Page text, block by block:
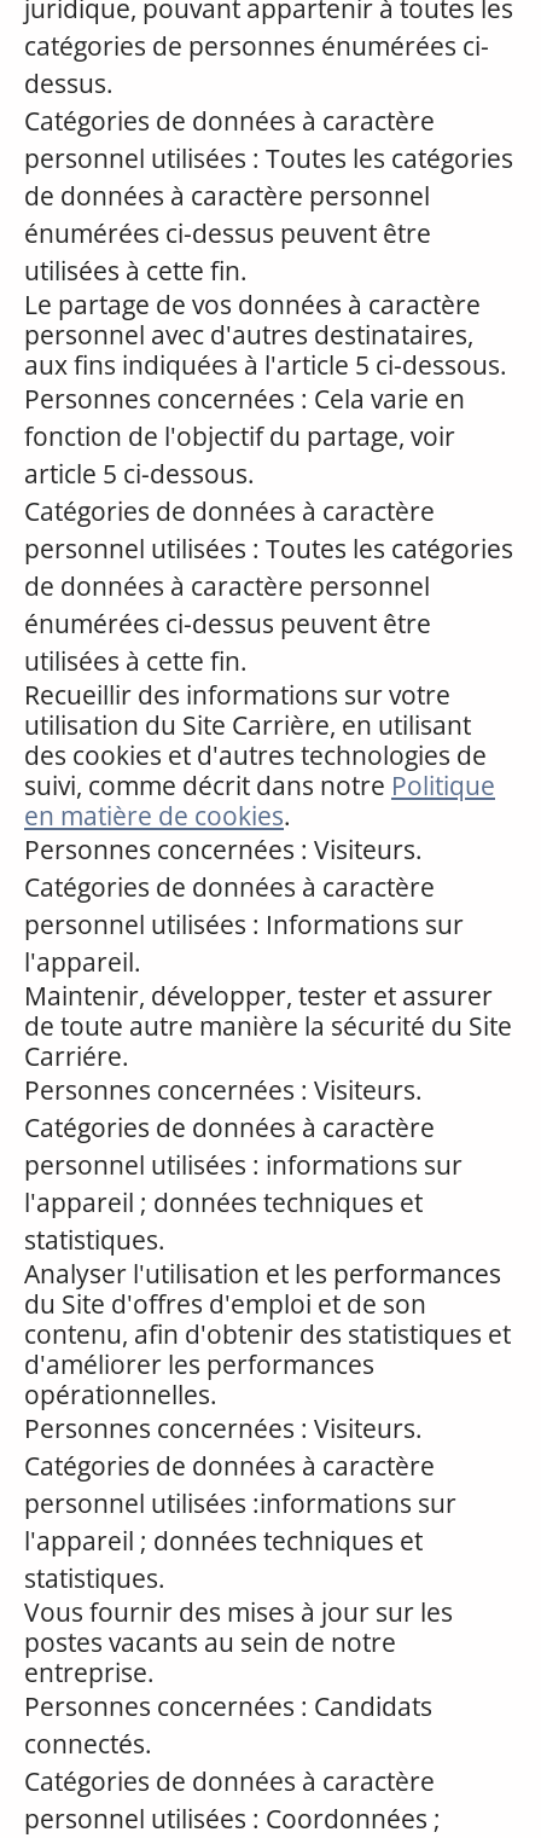
juridique, pouvant appartenir à toutes les
catégories de personnes énumérées ci-
dessus.
Catégories de données à caractère
personnel utilisées : Toutes les catégories
de données à caractère personnel
énumérées ci-dessus peuvent être
utilisées à cette fin.
Le partage de vos données à caractère
personnel avec d'autres destinataires,
aux fins indiquées à l'article 5 ci-dessous.
Personnes concernées : Cela varie en
fonction de l'objectif du partage, voir
article 5 ci-dessous.
Catégories de données à caractère
personnel utilisées : Toutes les catégories
de données à caractère personnel
énumérées ci-dessus peuvent être
utilisées à cette fin.
Recueillir des informations sur votre
utilisation du Site Carrière, en utilisant
des cookies et d'autres technologies de
suivi, comme décrit dans notre Politique
en matière de cookies.
Personnes concernées : Visiteurs.
Catégories de données à caractère
personnel utilisées : Informations sur
l'appareil.
Maintenir, développer, tester et assurer
de toute autre manière la sécurité du Site
Carriére.
Personnes concernées : Visiteurs.
Catégories de données à caractère
personnel utilisées : informations sur
l'appareil ; données techniques et
statistiques.
Analyser l'utilisation et les performances
du Site d'offres d'emploi et de son
contenu, afin d'obtenir des statistiques et
d'améliorer les performances
opérationnelles.
Personnes concernées : Visiteurs.
Catégories de données à caractère
personnel utilisées :informations sur
l'appareil ; données techniques et
statistiques.
Vous fournir des mises à jour sur les
postes vacants au sein de notre
entreprise.
Personnes concernées : Candidats
connectés.
Catégories de données à caractère
personnel utilisées : Coordonnées ;